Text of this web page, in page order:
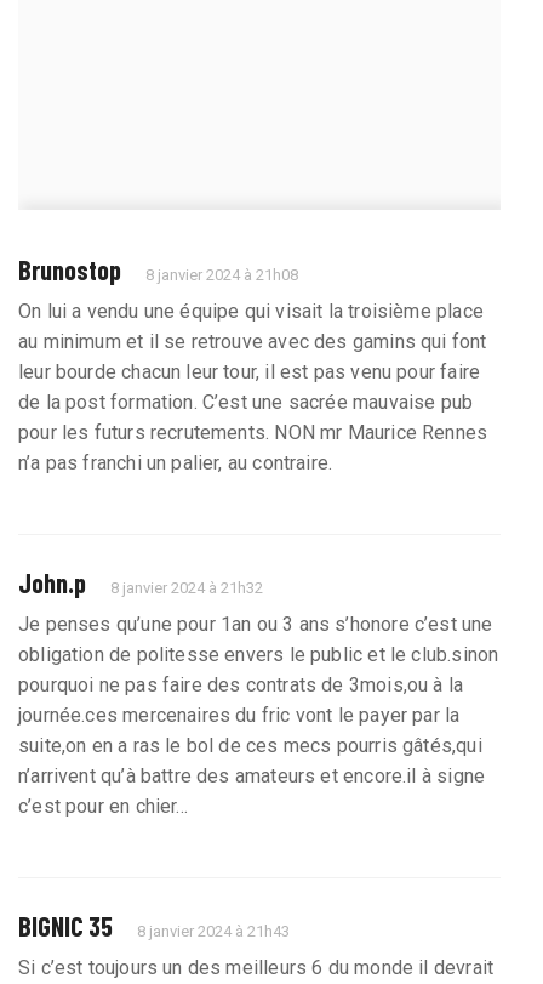
Brunostop 8 janvier 2024 à 21h08
On lui a vendu une équipe qui visait la troisième place
au minimum et il se retrouve avec des gamins qui font
leur bourde chacun leur tour, il est pas venu pour faire
de la post formation. C’est une sacrée mauvaise pub
pour les futurs recrutements. NON mr Maurice Rennes
n’a pas franchi un palier, au contraire.
John.p 8 janvier 2024 à 21h32
Je penses qu’une pour 1an ou 3 ans s’honore c’est une
obligation de politesse envers le public et le club.sinon
pourquoi ne pas faire des contrats de 3mois,ou à la
journée.ces mercenaires du fric vont le payer par la
suite,on en a ras le bol de ces mecs pourris gâtés,qui
n’arrivent qu’à battre des amateurs et encore.il à signe
c’est pour en chier...
BIGNIC 35 8 janvier 2024 à 21h43
Si c’est toujours un des meilleurs 6 du monde il devrait